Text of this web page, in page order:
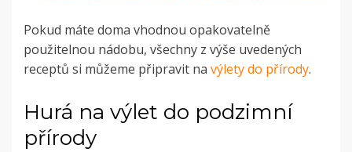
Pokud máte doma vhodnou opakovatelně
použitelnou nádobu, všechny z výše uvedených
receptů si můžeme připravit na výlety do přírody.
Hurá na výlet do podzimní
přírody